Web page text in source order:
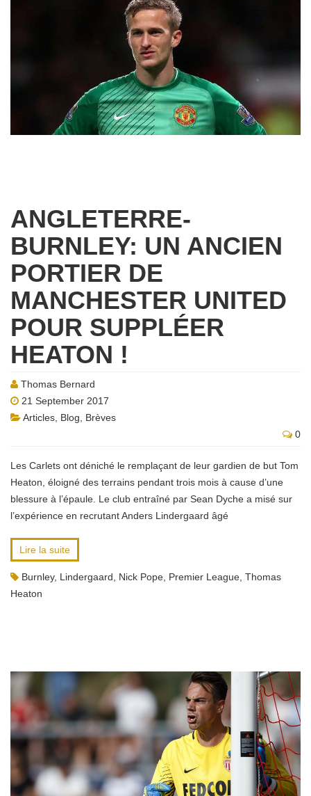
ANGLETERRE-
BURNLEY: UN ANCIEN
PORTIER DE
MANCHESTER UNITED
POUR SUPPLÉER
HEATON !
Thomas Bernard
21 September 2017
Articles Blog
Brèves
0
Les Carlets ont déniché le remplaçant de leur gardien de but Tom
Heaton, éloigné des terrains pendant trois mois à cause d’une
blessure à l’épaule. Le club entraîné par Sean Dyche a misé sur
l’expérience en recrutant Anders Lindergaard âgé
Lire la suite
Burnley, Lindergaard Nick Pope Premier League Thomas
Heaton